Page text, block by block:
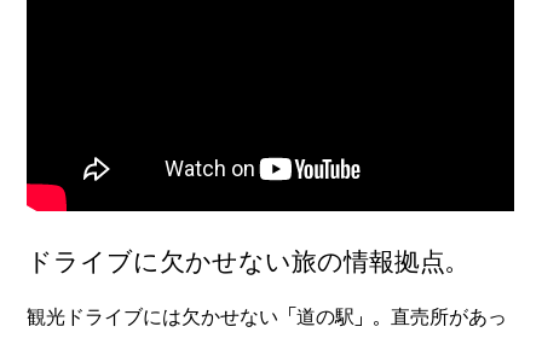
ドライブに欠かせない旅の情報拠点。
観光ドライブには欠かせない「道の駅」。直売所があっ